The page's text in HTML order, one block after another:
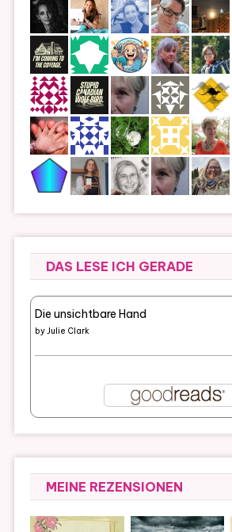
DAS LESE ICH GERADE
Die unsichtbare Hand
byJulie Clark
MEINE REZENSIONEN